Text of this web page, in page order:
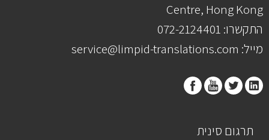
Centre, Hong Kong
התקשרו: 072-2124401
מייל: service@limpid-translations.com
תרגום סינית